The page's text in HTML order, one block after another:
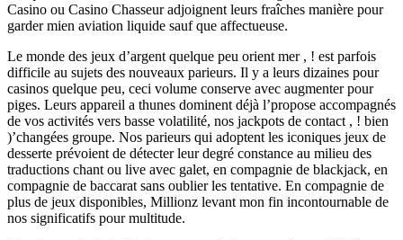
Casino ou Casino Chasseur adjoignent leurs fraîches manière pour
garder mien aviation liquide sauf que affectueuse.
Le monde des jeux d’argent quelque peu orient mer , ! est parfois
difficile au sujets des nouveaux parieurs. Il y a leurs dizaines pour
casinos quelque peu, ceci volume conserve avec augmenter pour
piges. Leurs appareil a thunes dominent déjà l’propose accompagnés
de vos activités vers basse volatilité, nos jackpots de contact , ! bien
)’changées groupe. Nos parieurs qui adoptent les iconiques jeux de
desserte prévoient de détecter leur degré constance au milieu des
traductions chant ou live avec galet, en compagnie de blackjack, en
compagnie de baccarat sans oublier les tentative. En compagnie de
plus de jeux disponibles, Millionz levant mon fin incontournable de
nos significatifs pour multitude.